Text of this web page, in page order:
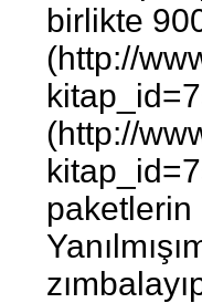
birlikte
(http://
(http://